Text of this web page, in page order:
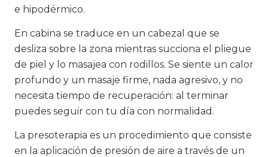
e hipodérmico.
En cabina se traduce en un cabezal que se
desliza sobre la zona mientras succiona el pliegue
de piel y lo masajea con rodillos. Se siente un calor
profundo y un masaje firme, nada agresivo, y no
necesita tiempo de recuperación: al terminar
puedes seguir con tu día con normalidad.
La presoterapia es un procedimiento que consiste
en la aplicación de presión de aire a través de un